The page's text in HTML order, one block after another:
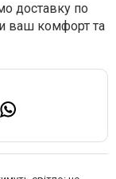
доставку по
ваш комфорт та